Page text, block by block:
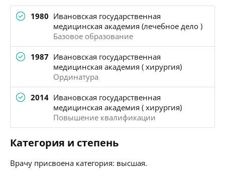
1980 Ивановская государственная
медицинская академия (лечебное дело )
Базовое образование
1987 Ивановская государственная
медицинская академия ( хирургия)
Ординатура
2014 Ивановская государственная
медицинская академия ( хирургия)
Повышение квалификации
Категория и степень
Врачу присвоена категория: высшая.